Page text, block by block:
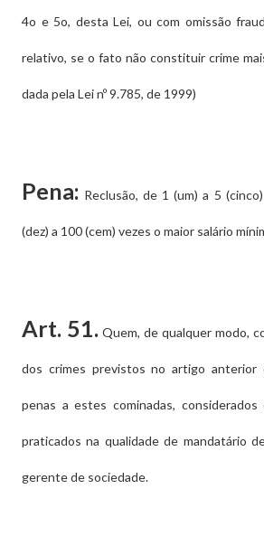
4o e 5o, desta Lei, ou com omissão
relativo, se o fato não constituir crime
dada pela Lei nº 9.785, de 1999)
Pena: Reclusão, de 1 (um) a 5
(dez) a 100 (cem) vezes o maior salário
Art. 51. Quem, de qualquer modo,
dos crimes previstos no artigo anterior
penas a estes cominadas,
praticados na qualidade de mandatário
gerente de sociedade.